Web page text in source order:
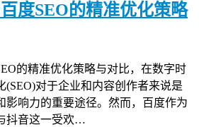
度SEO的精准优化策略
的精准优化策略与对比，在数字时
(SEO)对于企业和内容创作者来说是
影响力的重要途径。然而，百度作为
抖音这一受欢…